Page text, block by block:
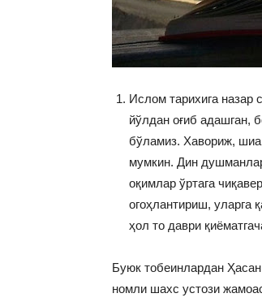
Ислом тарихига назар
йўлдан оғиб адашган,
бўламиз. Хавориж,
мумкин. Дин
оқимлар ўртага
огоҳлантириш, уларга
ҳол то даври
Буюк тобеинлардан
номли шахс устози